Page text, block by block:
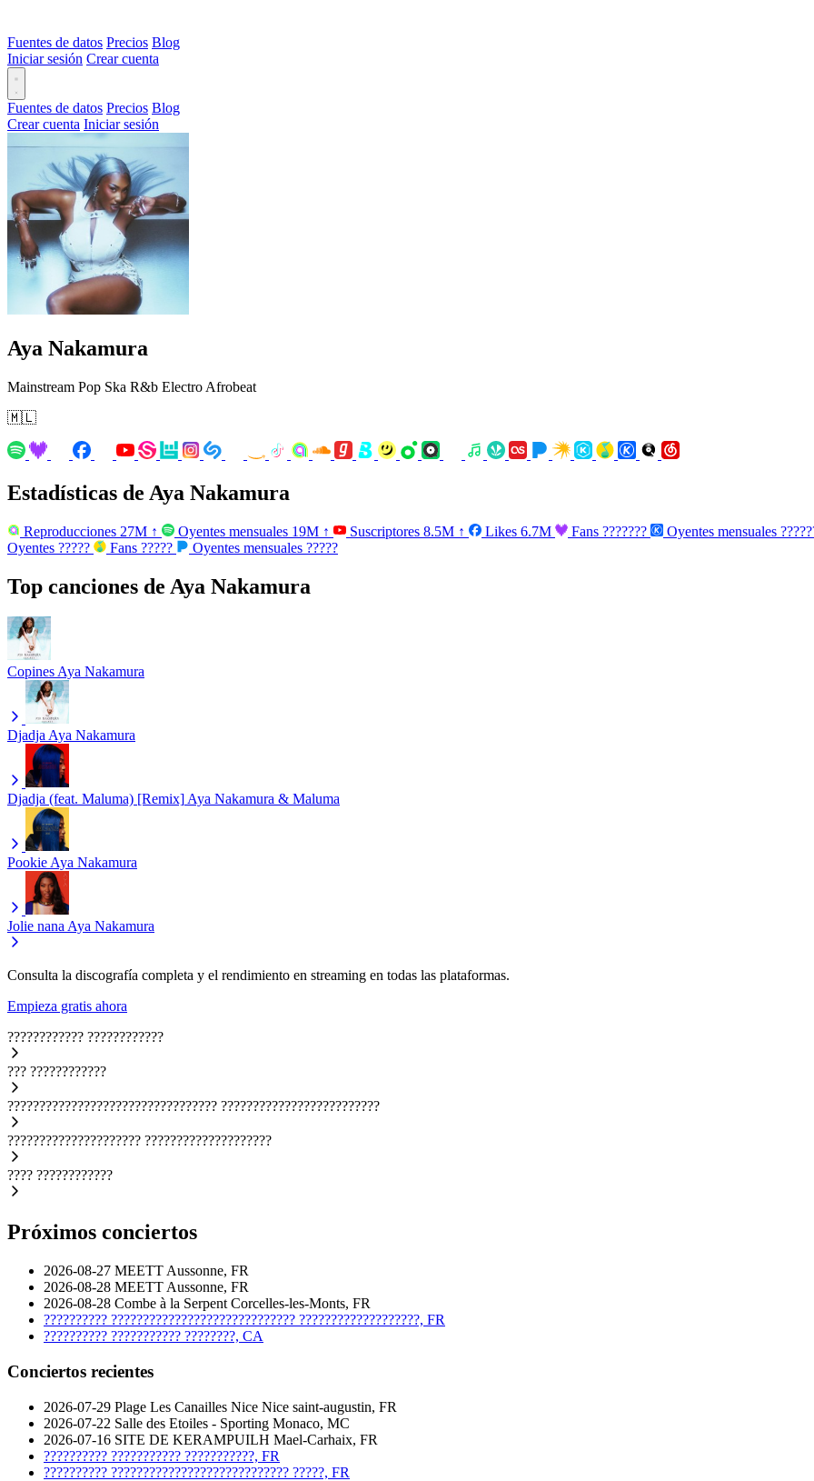
Fuentes de datos Precios Blog
Iniciar sesión Crear cuenta
Fuentes de datos Precios Blog
Crear cuenta Iniciar sesión
Aya Nakamura
Mainstream Pop Ska R&b Electro Afrobeat
🇲🇱
Estadísticas de Aya Nakamura
Reproducciones 27M ↑ Oyentes mensuales 19M ↑ Suscriptores 8.5M ↑ Likes 6.7M Fans ??????? Oyentes mensuales
Oyentes ????? Fans ????? Oyentes mensuales ?????
Top canciones de Aya Nakamura
CopinesAya Nakamura
DjadjaAya Nakamura
Djadja (feat. Maluma) [Remix]Aya Nakamura & Maluma
PookieAya Nakamura
Jolie nanaAya Nakamura
Consulta la discografía completa y el rendimiento en streaming en todas las plataformas.
Empieza gratis ahora
???????????? ????????????
??? ????????????
????????????????????????????????? ?????????????????????????
????????????????????? ????????????????????
???? ????????????
Próximos conciertos
2026-08-27 MEETT Aussonne, FR
2026-08-28 MEETT Aussonne, FR
2026-08-28 Combe à la Serpent Corcelles-les-Monts, FR
?????????? ????????????????????????????? ???????????????????, FR
?????????? ??????????? ????????, CA
Conciertos recientes
2026-07-29 Plage Les Canailles Nice Nice saint-augustin, FR
2026-07-22 Salle des Etoiles - Sporting Monaco, MC
2026-07-16 SITE DE KERAMPUILH Mael-Carhaix, FR
?????????? ??????????? ???????????, FR
?????????? ???????????????????????????? ?????, FR